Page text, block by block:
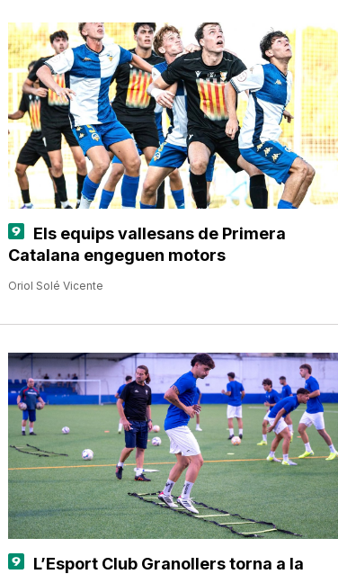
Els equips vallesans de Primera
Catalana engeguen motors
Oriol Solé Vicente
L’Esport Club Granollers torna a la